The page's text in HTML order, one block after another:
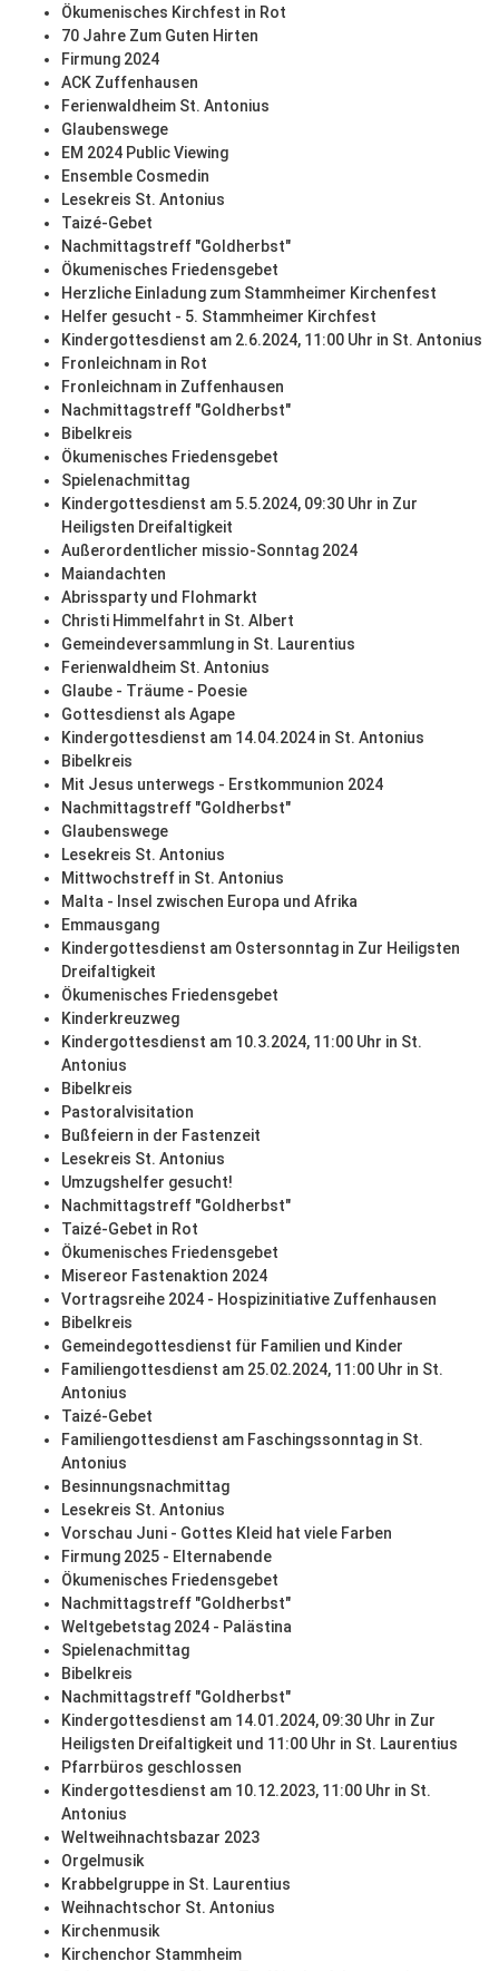
Ökumenisches Kirchfest in Rot
70 Jahre Zum Guten Hirten
Firmung 2024
ACK Zuffenhausen
Ferienwaldheim St. Antonius
Glaubenswege
EM 2024 Public Viewing
Ensemble Cosmedin
Lesekreis St. Antonius
Taizé-Gebet
Nachmittagstreff "Goldherbst"
Ökumenisches Friedensgebet
Herzliche Einladung zum Stammheimer Kirchenfest
Helfer gesucht - 5. Stammheimer Kirchfest
Kindergottesdienst am 2.6.2024, 11:00 Uhr in St. Antonius
Fronleichnam in Rot
Fronleichnam in Zuffenhausen
Nachmittagstreff "Goldherbst"
Bibelkreis
Ökumenisches Friedensgebet
Spielenachmittag
Kindergottesdienst am 5.5.2024, 09:30 Uhr in Zur
Heiligsten Dreifaltigkeit
Außerordentlicher missio-Sonntag 2024
Maiandachten
Abrissparty und Flohmarkt
Christi Himmelfahrt in St. Albert
Gemeindeversammlung in St. Laurentius
Ferienwaldheim St. Antonius
Glaube - Träume - Poesie
Gottesdienst als Agape
Kindergottesdienst am 14.04.2024 in St. Antonius
Bibelkreis
Mit Jesus unterwegs - Erstkommunion 2024
Nachmittagstreff "Goldherbst"
Glaubenswege
Lesekreis St. Antonius
Mittwochstreff in St. Antonius
Malta - Insel zwischen Europa und Afrika
Emmausgang
Kindergottesdienst am Ostersonntag in Zur Heiligsten
Dreifaltigkeit
Ökumenisches Friedensgebet
Kinderkreuzweg
Kindergottesdienst am 10.3.2024, 11:00 Uhr in St.
Antonius
Bibelkreis
Pastoralvisitation
Bußfeiern in der Fastenzeit
Lesekreis St. Antonius
Umzugshelfer gesucht!
Nachmittagstreff "Goldherbst"
Taizé-Gebet in Rot
Ökumenisches Friedensgebet
Misereor Fastenaktion 2024
Vortragsreihe 2024 - Hospizinitiative Zuffenhausen
Bibelkreis
Gemeindegottesdienst für Familien und Kinder
Familiengottesdienst am 25.02.2024, 11:00 Uhr in St.
Antonius
Taizé-Gebet
Familiengottesdienst am Faschingssonntag in St.
Antonius
Besinnungsnachmittag
Lesekreis St. Antonius
Vorschau Juni - Gottes Kleid hat viele Farben
Firmung 2025 - Elternabende
Ökumenisches Friedensgebet
Nachmittagstreff "Goldherbst"
Weltgebetstag 2024 - Palästina
Spielenachmittag
Bibelkreis
Nachmittagstreff "Goldherbst"
Kindergottesdienst am 14.01.2024, 09:30 Uhr in Zur
Heiligsten Dreifaltigkeit und 11:00 Uhr in St. Laurentius
Pfarrbüros geschlossen
Kindergottesdienst am 10.12.2023, 11:00 Uhr in St.
Antonius
Weltweihnachtsbazar 2023
Orgelmusik
Krabbelgruppe in St. Laurentius
Weihnachtschor St. Antonius
Kirchenmusik
Kirchenchor Stammheim